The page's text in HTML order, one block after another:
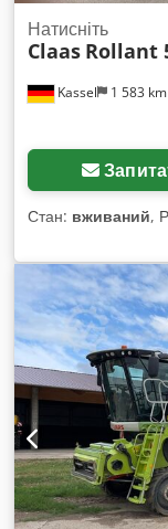
Kassel 1 583 km
Натисніть
Claas Rollant
Стан: вживаний,